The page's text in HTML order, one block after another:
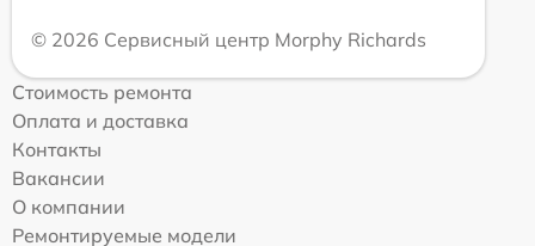
© 2026 Сервисный центр Morphy Richards
Стоимость ремонта
Оплата и доставка
Контакты
Вакансии
О компании
Ремонтируемые модели